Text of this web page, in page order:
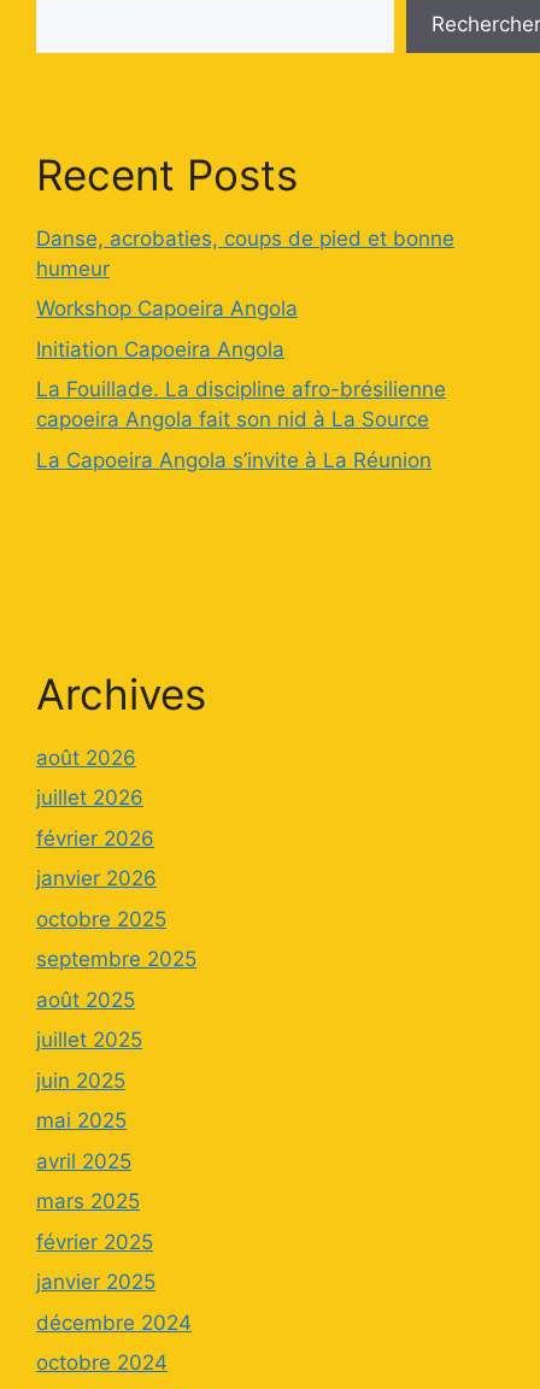
Rechercher
Recent Posts
Danse, acrobaties, coups de pied et bonne
humeur
Workshop Capoeira Angola
Initiation Capoeira Angola
La Fouillade. La discipline afro-brésilienne
capoeira Angola fait son nid à La Source
La Capoeira Angola s’invite à La Réunion
Archives
août 2026
juillet 2026
février 2026
janvier 2026
octobre 2025
septembre 2025
août 2025
juillet 2025
juin 2025
mai 2025
avril 2025
mars 2025
février 2025
janvier 2025
décembre 2024
octobre 2024